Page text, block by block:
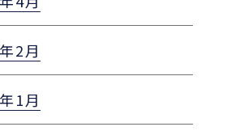
2月
1月